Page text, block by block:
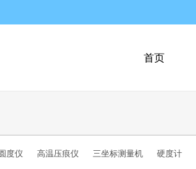
首页
度仪 高温压痕仪 三坐标测量机 硬度计